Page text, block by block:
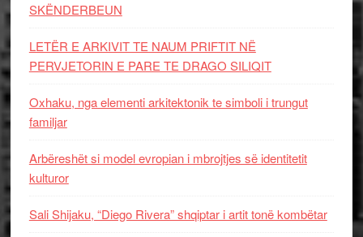
SKËNDERBEUN
LETËR E ARKIVIT TE NAUM PRIFTIT NË
PERVJETORIN E PARE TE DRAGO SILIQIT
Oxhaku, nga elementi arkitektonik te simboli i trungut
familjar
Arbëreshët si model evropian i mbrojtjes së identitetit
kulturor
Sali Shijaku, “Diego Rivera” shqiptar i artit tonë kombëtar